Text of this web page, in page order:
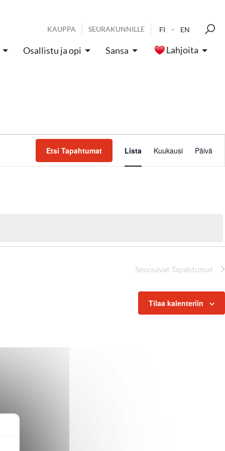
KAUPPA SEURAKUNNILLE FI EN
Osallistu ja opi Sansa Lahjoita
Etsi Tapahtumat
Views
Lista Kuukausi Päivä
Seuraavat Tapahtumat
Tilaa kalenteriin